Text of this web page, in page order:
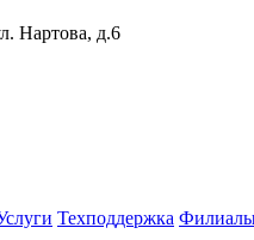
Нартова, д.6
Техподдержка